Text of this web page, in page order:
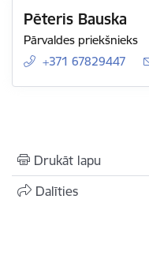
Pēteris Bauska
Pārvaldes priekšnieks
+371 67829447
Drukāt lapu
Dalīties